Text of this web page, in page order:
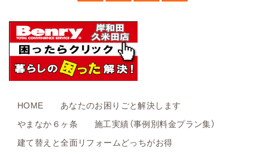
HOME
あなたのお困りごと解決します
やまなか６ヶ条
施工実績（事例別料金プラン集）
建て替えと全面リフォームどっちがお得